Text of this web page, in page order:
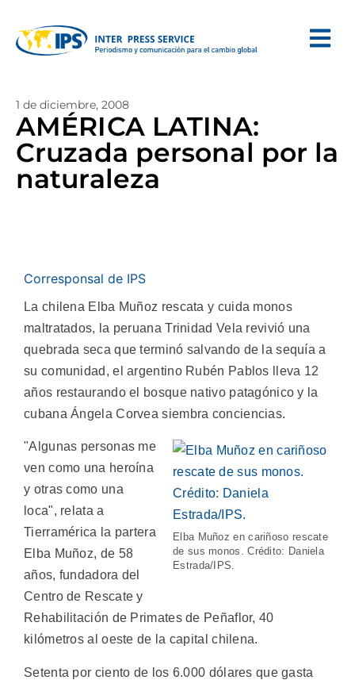
1 de diciembre, 2008
AMÉRICA LATINA:
Cruzada personal por la
naturaleza
Corresponsal de IPS
La chilena Elba Muñoz rescata y cuida monos
maltratados, la peruana Trinidad Vela revivió una
quebrada seca que terminó salvando de la sequía a
su comunidad, el argentino Rubén Pablos lleva 12
años restaurando el bosque nativo patagónico y la
cubana Ángela Corvea siembra conciencias.
Elba Muñoz en cariñoso rescate
de sus monos. Crédito: Daniela
Estrada/IPS.
"Algunas personas me
ven como una heroína
y otras como una
loca", relata a
Tierramérica la partera
Elba Muñoz, de 58
años, fundadora del
Centro de Rescate y
Rehabilitación de Primates de Peñaflor, 40
kilómetros al oeste de la capital chilena.
Setenta por ciento de los 6.000 dólares que gasta